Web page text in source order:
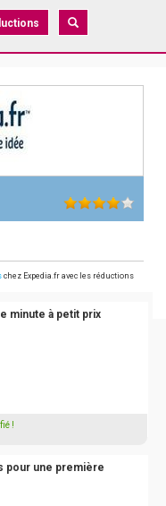
chez Expedia.fr avec les réductions
minute à petit prix
!
pour une première